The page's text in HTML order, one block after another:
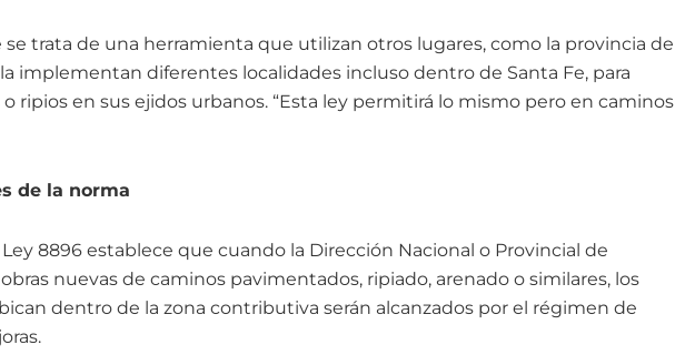
trata de una herramienta que utilizan otros lugares, como la provincia de
implementan diferentes localidades incluso dentro de Santa Fe, para
ripios en sus ejidos urbanos. “Esta ley permitirá lo mismo pero en caminos
de la norma
8896 establece que cuando la Dirección Nacional o Provincial de
nuevas de caminos pavimentados, ripiado, arenado o similares, los
dentro de la zona contributiva serán alcanzados por el régimen de